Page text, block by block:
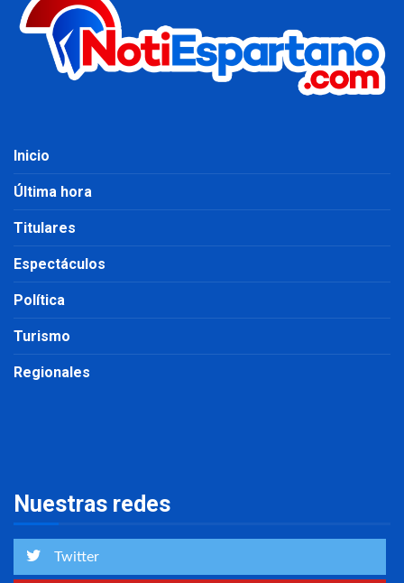
Inicio
Última hora
Titulares
Espectáculos
Política
Turismo
Regionales
Nuestras redes
Twitter